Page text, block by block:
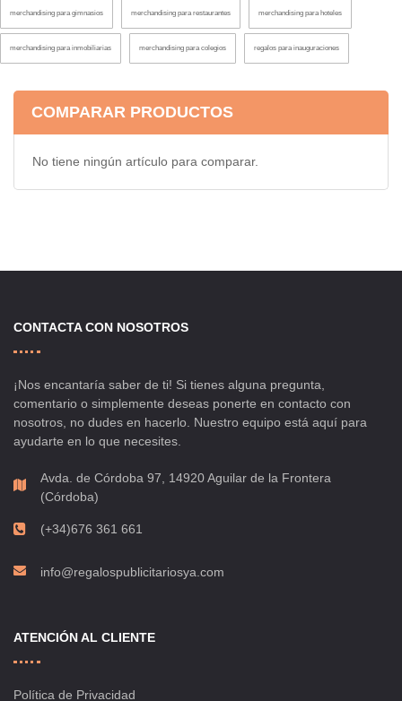
merchandising para gimnasios merchandising para restaurantes merchandising para hoteles
merchandising para inmobiliarias merchandising para colegios regalos para inauguraciones
COMPARAR PRODUCTOS
No tiene ningún artículo para comparar.
CONTACTA CON NOSOTROS
¡Nos encantaría saber de ti! Si tienes alguna pregunta,
comentario o simplemente deseas ponerte en contacto con
nosotros, no dudes en hacerlo. Nuestro equipo está aquí para
ayudarte en lo que necesites.
Avda. de Córdoba 97, 14920 Aguilar de la Frontera
(Córdoba)
(+34)676 361 661
info@regalospublicitariosya.com
ATENCIÓN AL CLIENTE
Política de Privacidad